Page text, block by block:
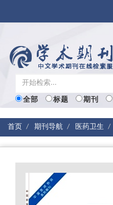
全部 标题 期刊
首页 期刊导航 医药卫生